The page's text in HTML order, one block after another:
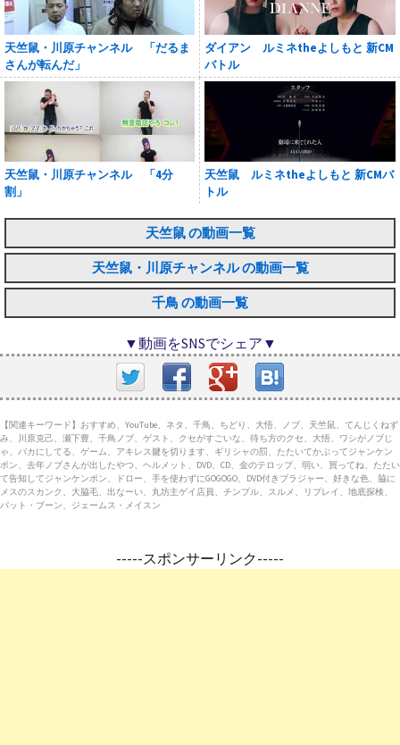
天竺鼠・川原チャンネル 「だるま
さんが転んだ」
ダイアン ルミネtheよしもと 新CM
バトル
天竺鼠・川原チャンネル 「4分
割」
天竺鼠 ルミネtheよしもと 新CMバ
トル
天竺鼠 の動画一覧
天竺鼠・川原チャンネル の動画一覧
千鳥 の動画一覧
▼動画をSNSでシェア▼
【関連キーワード】おすすめ、YouTube、ネタ、千鳥、ちどり、大悟、ノブ、天竺鼠、てんじくねず
み、川原克己、瀬下豊、千鳥ノブ、ゲスト、クセがすごいな、待ち方のクセ、大悟、ワシがノブじ
ゃ、バカにしてる、ゲーム、アキレス腱を切ります、ギリシャの罰、たたいてかぶってジャンケン
ポン、去年ノブさんが出したやつ、ヘルメット、DVD、CD、金のテロップ、弱い、買ってね、たたい
て告知してジャンケンポン、ドロー、手を使わずにGOGOGO、DVD付きブラジャー、好きな色、脇に
メスのスカンク、大脇毛、出なーい、丸坊主ゲイ店員、チンプル、スルメ、リプレイ、地底探検、
パット・ブーン、ジェームス・メイスン
-----スポンサーリンク-----